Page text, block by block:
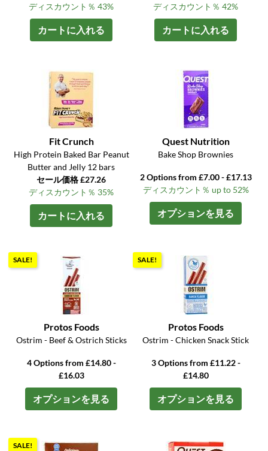
ディスカウント％ 43%
カートに入れる
ディスカウント％ 42%
カートに入れる
Fit Crunch
High Protein Baked Bar Peanut
Butter and Jelly 12 bars
セール価格 £27.26
ディスカウント％ 35%
カートに入れる
Quest Nutrition
Bake Shop Brownies
2 Options from £7.00 - £17.13
ディスカウント％ up to 52%
オプションを見る
SALE!
Protos Foods
Ostrim - Beef & Ostrich Sticks
4 Options from £14.80 -
£16.03
オプションを見る
SALE!
Protos Foods
Ostrim - Chicken Snack Stick
3 Options from £11.22 -
£14.80
オプションを見る
SALE!